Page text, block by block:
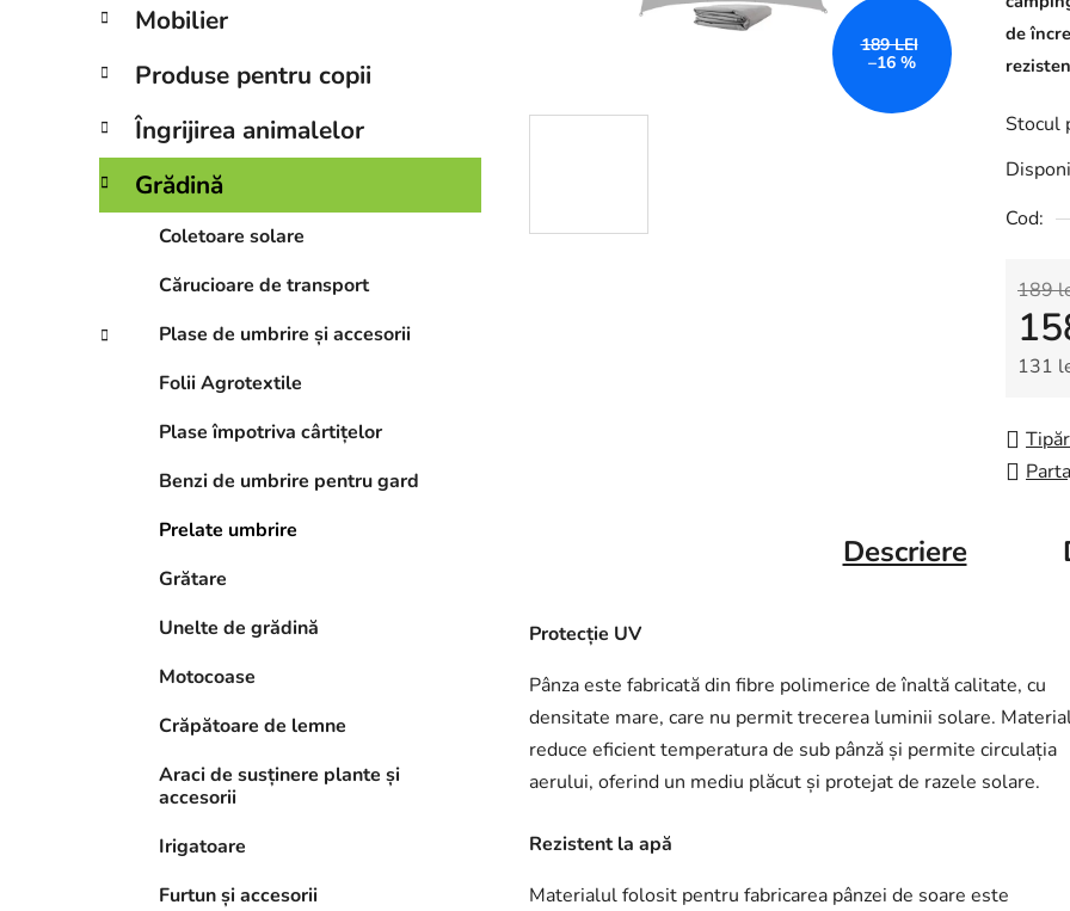
l
Mobilier
Produse pentru copii
Îngrijirea animalelor
Grădină
Coletoare solare
Cărucioare de transport
Plase de umbrire și accesorii
Folii Agrotextile
Plase împotriva cârtițelor
Benzi de umbrire pentru gard
Prelate umbrire
Grătare
Unelte de grădină
Motocoase
Crăpătoare de lemne
Araci de susținere plante și
accesorii
Irigatoare
Furtun și accesorii
de
Stocul
Cod:
189
131
189 LEI
–16 %
Descriere
Protecție UV
Pânza este fabricată din fibre polimerice de înaltă calitate, cu
densitate mare, care nu permit trecerea luminii solare.
reduce eficient temperatura de sub pânză și permite circulația
aerului, oferind un mediu plăcut și protejat de razele solare.
Rezistent la apă
Materialul folosit pentru fabricarea pânzei de soare este